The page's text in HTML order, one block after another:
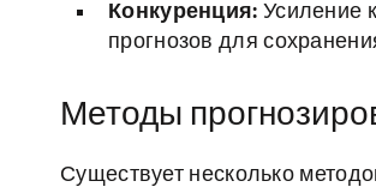
Конкуренция: Усиление
прогнозов для
Методы
Существует несколько